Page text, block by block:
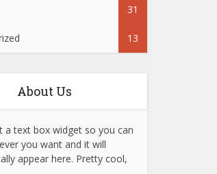
31
13
About Us
a text box widget so you can
you want and it will
appear here. Pretty cool,